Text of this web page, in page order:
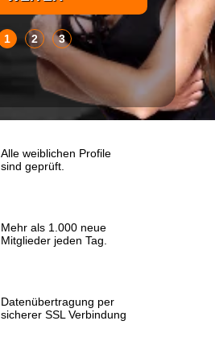
1 2 3
Alle weiblichen Profile
sind geprüft.
Mehr als 1.000 neue
Mitglieder jeden Tag.
Datenübertragung per
sicherer SSL Verbindung